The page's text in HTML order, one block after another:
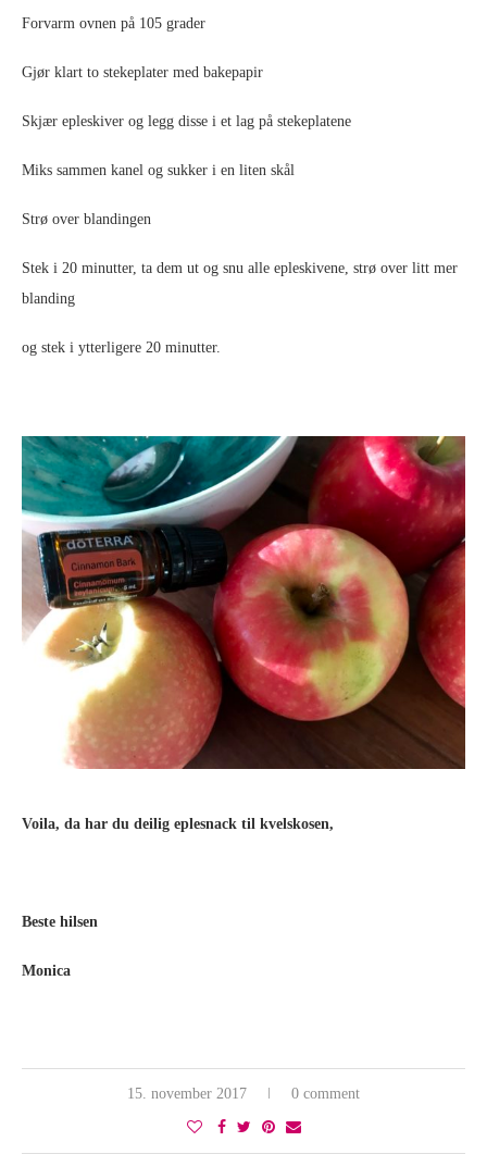
Forvarm ovnen på 105 grader
Gjør klart to stekeplater med bakepapir
Skjær epleskiver og legg disse i et lag på stekeplatene
Miks sammen kanel og sukker i en liten skål
Strø over blandingen
Stek i 20 minutter, ta dem ut og snu alle epleskivene, strø over litt mer
blanding
og stek i ytterligere 20 minutter.
Voila, da har du deilig eplesnack til kvelskosen,
Beste hilsen
Monica
15. november 2017 0 comment